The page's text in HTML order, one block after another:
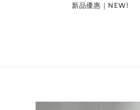
新品優惠｜NEW!